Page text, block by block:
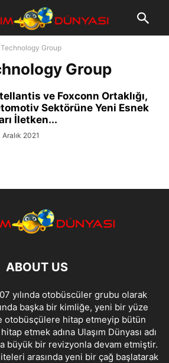
Group
Group
ve Foxconn Ortaklığı,
Sektörüne Yeni Esnek
İletken...
Aralık 2021
ABOUT US
yılında otobüscüler grubu olarak
başka bir kimliğe, yeni bir yüze
otobüsçülere hitap etmeyip bütün
etmek adına Ulaşım Dünyası adı
büyük bir revizyonla devam etmiştir.
arasında yeni bir çağ başlatarak